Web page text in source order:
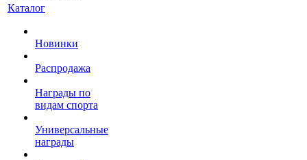
Каталог
Новинки
Распродажа
Награды по
видам спорта
Универсальные
награды